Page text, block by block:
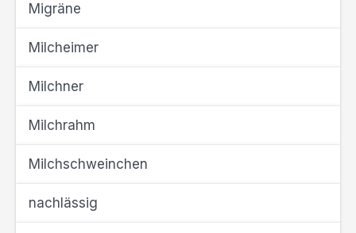
Migräne
Milcheimer
Milchner
Milchrahm
Milchschweinchen
nachlässig